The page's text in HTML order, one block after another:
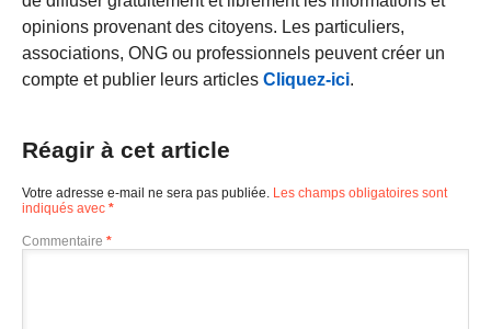
opinions provenant des citoyens. Les particuliers,
associations, ONG ou professionnels peuvent créer un
compte et publier leurs articles Cliquez-ici.
Réagir à cet article
Votre adresse e-mail ne sera pas publiée. Les champs obligatoires sont
indiqués avec *
Commentaire *